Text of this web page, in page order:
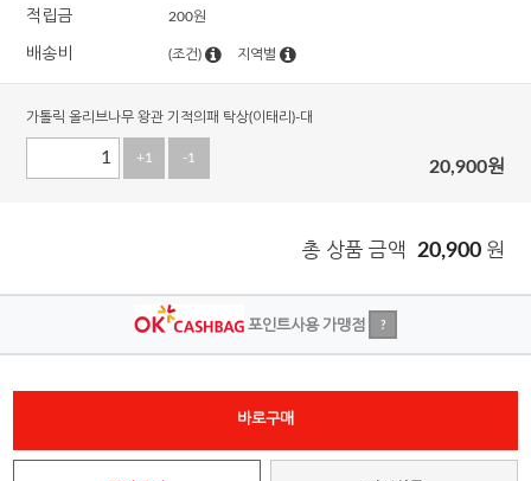
적립금 200원
배송비 (조건) 지역별
가톨릭 올리브나무 왕관 기적의패 탁상(이태리)-대
+1 -1 20,900원
총 상품 금액 20,900 원
포인트사용 가맹점 ?
바로구매